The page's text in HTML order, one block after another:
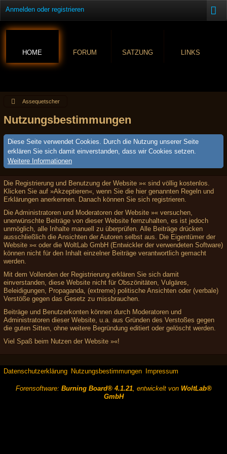
Anmelden oder registrieren
HOME FORUM SATZUNG LINKS
Assequetscher
Nutzungsbestimmungen
Diese Seite verwendet Cookies. Durch die Nutzung unserer Seite
erklären Sie sich damit einverstanden, dass wir Cookies setzen.
Weitere Informationen
Die Registrierung und Benutzung der Website »« sind völlig kostenlos.
Klicken Sie auf »Akzeptieren«, wenn Sie die hier genannten Regeln und
Erklärungen anerkennen. Danach können Sie sich registrieren.
Die Administratoren und Moderatoren der Website »« versuchen,
unerwünschte Beiträge von dieser Website fernzuhalten, es ist jedoch
unmöglich, alle Inhalte manuell zu überprüfen. Alle Beiträge drücken
ausschließlich die Ansichten der Autoren selbst aus. Die Eigentümer der
Website »« oder die WoltLab GmbH (Entwickler der verwendeten Software)
können nicht für den Inhalt einzelner Beiträge verantwortlich gemacht
werden.
Mit dem Vollenden der Registrierung erklären Sie sich damit
einverstanden, diese Website nicht für Obszönitäten, Vulgäres,
Beleidigungen, Propaganda, (extreme) politische Ansichten oder (verbale)
Verstöße gegen das Gesetz zu missbrauchen.
Beiträge und Benutzerkonten können durch Moderatoren und
Administratoren dieser Website, u.a. aus Gründen des Verstoßes gegen
die guten Sitten, ohne weitere Begründung editiert oder gelöscht werden.
Viel Spaß beim Nutzen der Website »«!
Datenschutzerklärung Nutzungsbestimmungen Impressum
Forensoftware: Burning Board® 4.1.21, entwickelt von WoltLab®
GmbH